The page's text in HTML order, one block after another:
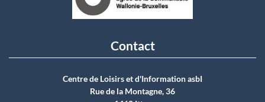
Contact
Centre de Loisirs et d'Information asbI
Rue de la Montagne, 36